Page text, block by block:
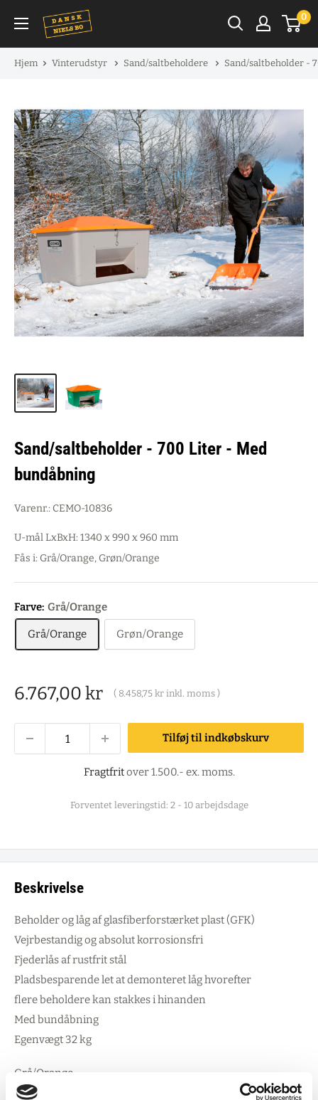
indhold
0
Hjem Vinterudstyr Sand/saltbeholdere Sand/saltbeholder -
Sand/saltbeholder - 700 Liter - Med
bundåbning
Varenr.: CEMO-10836
U-mål LxBxH: 1340 x 990 x 960 mm
Fås i: Grå/Orange, Grøn/Orange
Farve: Grå/Orange
Grå/Orange Grøn/Orange
Salgspris
6.767,00 kr ( 8.458,75 kr inkl. moms )
Tilføj til indkøbskurv
Fragtfritover 1.500.- ex. moms.
Forventet leveringstid: 2 - 10 arbejdsdage
Beskrivelse
Beholder og låg af glasfiberforstærket plast (GFK)
Vejrbestandig og absolut korrosionsfri
Fjederlås af rustfrit stål
Pladsbesparende let at demonteret låg hvorefter
flere beholdere kan stakkes i hinanden
Med bundåbning
Egenvægt 32 kg
Grå/Orange
10 års garanti